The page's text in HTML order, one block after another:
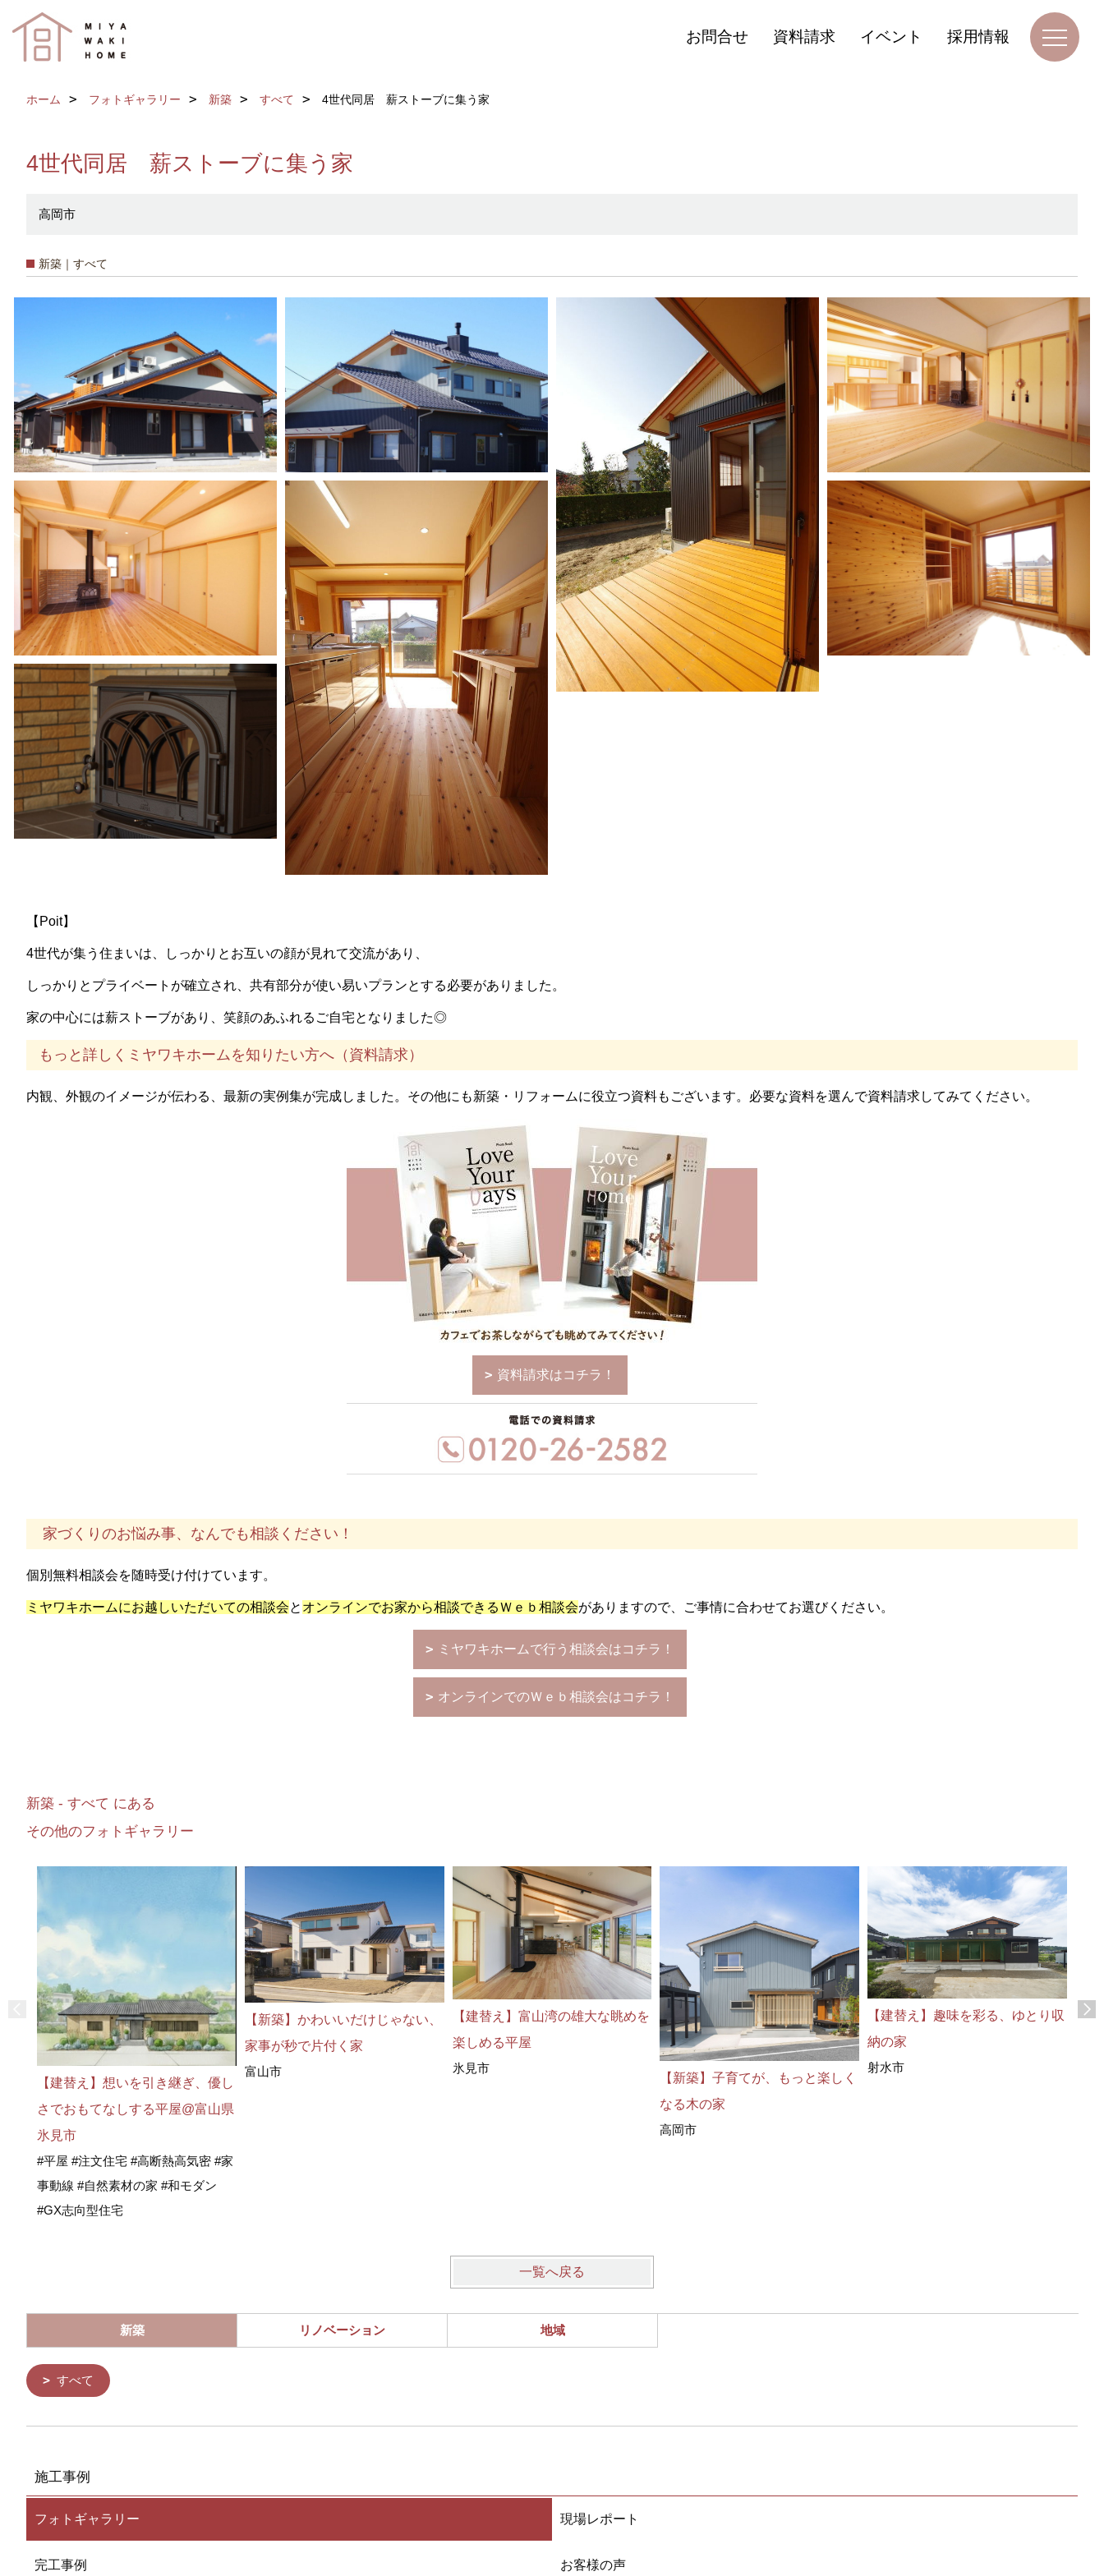
お問合せ 資料請求 イベント 採用情報
ホーム フォトギャラリー 新築 すべて 4世代同居 薪ストーブに集う家
4世代同居 薪ストーブに集う家
高岡市
新築｜すべて
【Poit】
4世代が集う住まいは、しっかりとお互いの顔が見れて交流があり、
しっかりとプライベートが確立され、共有部分が使い易いプランとする必要がありました。
家の中心には薪ストーブがあり、笑顔のあふれるご自宅となりました◎
もっと詳しくミヤワキホームを知りたい方へ（資料請求）
内観、外観のイメージが伝わる、最新の実例集が完成しました。その他にも新築・リフォームに役立つ資料もございます。必要な資料を選んで資料請求してみてください。
資料請求はコチラ！
家づくりのお悩み事、なんでも相談ください！
個別無料相談会を随時受け付けています。
ミヤワキホームにお越しいただいての相談会と オンラインでお家から相談できるＷｅｂ相談会がありますので、ご事情に合わせてお選びください。
ミヤワキホームで行う相談会はコチラ！
オンラインでのＷｅｂ相談会はコチラ！
新築 - すべて にある
その他のフォトギャラリー
【建替え】想いを引き継ぎ、優し
さでおもてなしする平屋@富山県
氷見市
#平屋 #注文住宅 #高断熱高気密 #家
事動線 #自然素材の家 #和モダン
#GX志向型住宅
【新築】かわいいだけじゃない、
家事が秒で片付く家
富山市
【建替え】富山湾の雄大な眺めを
楽しめる平屋
氷見市
【新築】子育てが、もっと楽しく
なる木の家
高岡市
【建替え】趣味を彩る、ゆとり収
納の家
射水市
【
一覧へ戻る
新築 リノベーション 地域
すべて
施工事例
フォトギャラリー 現場レポート
完工事例 お客様の声